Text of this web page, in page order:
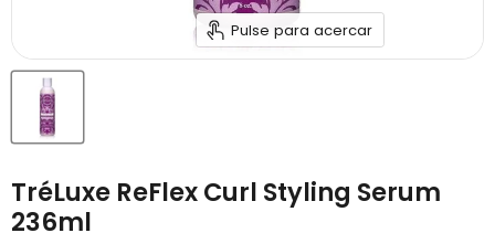
Pulse para acercar
TréLuxe ReFlex Curl Styling Serum
236ml